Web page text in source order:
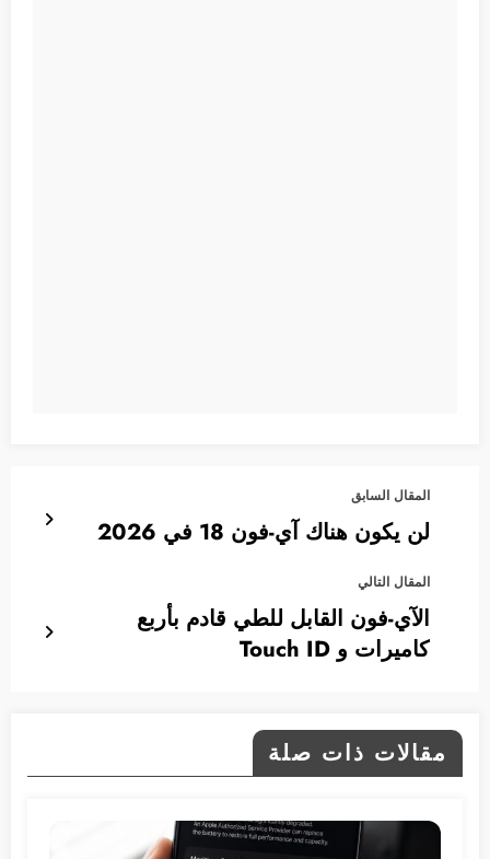
المقال السابق
لن يكون هناك آي-فون 18 في 2026
المقال التالي
الآي-فون القابل للطي قادم بأربع
كاميرات و Touch ID
مقالات ذات صلة